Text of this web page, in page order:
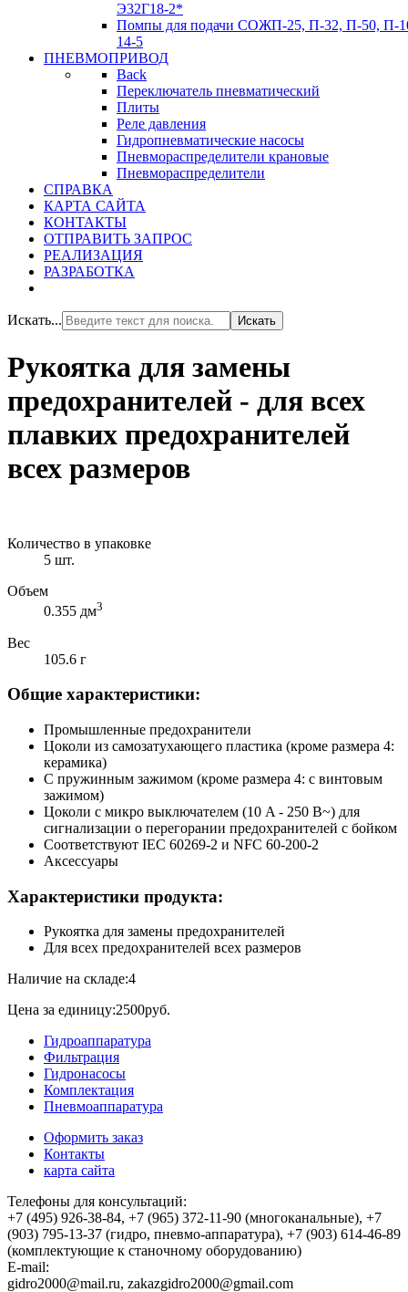
Э32Г18-2*
Помпы для подачи СОЖП-25, П-32, П-50, П-
14-5
ПНЕВМОПРИВОД
Back
Переключатель пневматический
Плиты
Реле давления
Гидропневматические насосы
Пневмораспределители крановые
Пневмораспределители
СПРАВКА
КАРТА САЙТА
КОНТАКТЫ
ОТПРАВИТЬ ЗАПРОС
РЕАЛИЗАЦИЯ
РАЗРАБОТКА
Искать... Искать
Рукоятка для замены
предохранителей - для всех
плавких предохранителей
всех размеров
Количество в упаковке
5 шт.
Объем
0.355 дм3
Вес
105.6 г
Общие характеристики:
Промышленные предохранители
Цоколи из самозатухающего пластика (кроме размера 4:
керамика)
С пружинным зажимом (кроме размера 4: с винтовым
зажимом)
Цоколи с микро выключателем (10 A - 250 В~) для
сигнализации о перегорании предохранителей с бойком
Соответствуют IEC 60269-2 и NFC 60-200-2
Аксессуары
Характеристики продукта:
Рукоятка для замены предохранителей
Для всех предохранителей всех размеров
Наличие на складе:4
Цена за единицу:2500руб.
Гидроаппаратура
Фильтрация
Гидронасосы
Комплектация
Пневмоаппаратура
Оформить заказ
Контакты
карта сайта
Телефоны для консультаций:
+7 (495) 926-38-84, +7 (965) 372-11-90 (многоканальные), +7
(903) 795-13-37 (гидро, пневмо-аппаратура), +7 (903) 614-46-89
(комплектующие к станочному оборудованию)
E-mail:
,